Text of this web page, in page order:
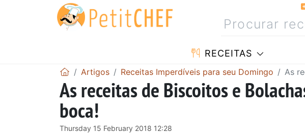
RECEITAS
Artigos Receitas Imperdíveis para seu Domingo As
As receitas de Biscoitos e
boca!
Thursday 15 February 2018 12:28